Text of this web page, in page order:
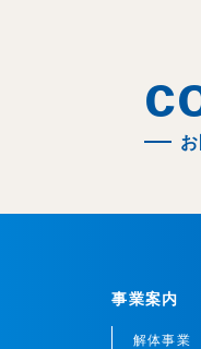
事業案内
解体事業